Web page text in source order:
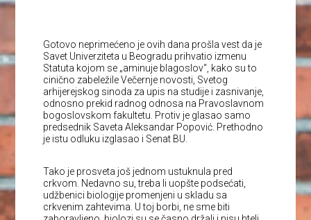
Gotovo neprimećeno je ovih dana prošla vest da je
Savet Univerziteta u Beogradu prihvatio izmenu
Statuta kojom se „aminuje blagoslov“, kako su to
cinično zabeležile Večernje novosti, Svetog
arhijerejskog sinoda za upis na studije i zasnivanje,
odnosno prekid radnog odnosa na Pravoslavnom
bogoslovskom fakultetu. Protiv je glasao samo
predsednik Saveta Aleksandar Popović. Prethodno
je istu odluku izglasao i Senat BU.
Tako je prosveta još jednom ustuknula pred
crkvom. Nedavno su, treba li uopšte podsećati,
udžbenici biologije promenjeni u skladu sa
crkvenim zahtevima. U toj borbi, ne sme biti